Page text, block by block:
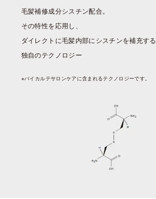
毛髪補修成分シスチン配合。
その特性を応用し、
ダイレクトに毛髪内部にシスチンを補充する
独自のテクノロジー
※バイカルテサロンケアに含まれるテクノロジーです。